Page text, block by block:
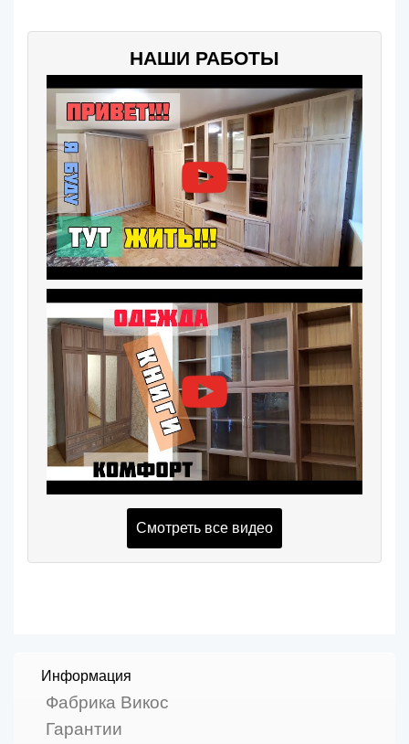
НАШИ РАБОТЫ
Смотреть все видео
Информация
Фабрика Викос
Гарантии